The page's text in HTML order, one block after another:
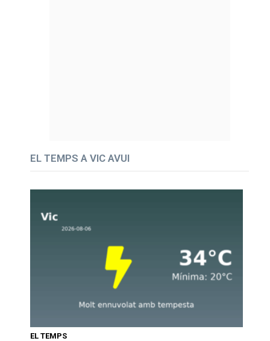
EL TEMPS A VIC AVUI
EL TEMPS